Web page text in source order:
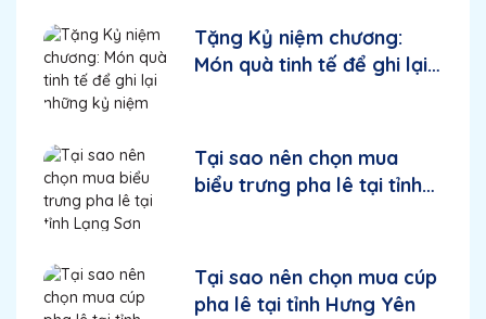
Tặng Kỷ niệm chương:
Món quà tinh tế để ghi lại
Tại sao nên chọn mua
biểu trưng pha lê tại tỉnh
Tại sao nên chọn mua cúp
pha lê tại tỉnh Hưng Yên